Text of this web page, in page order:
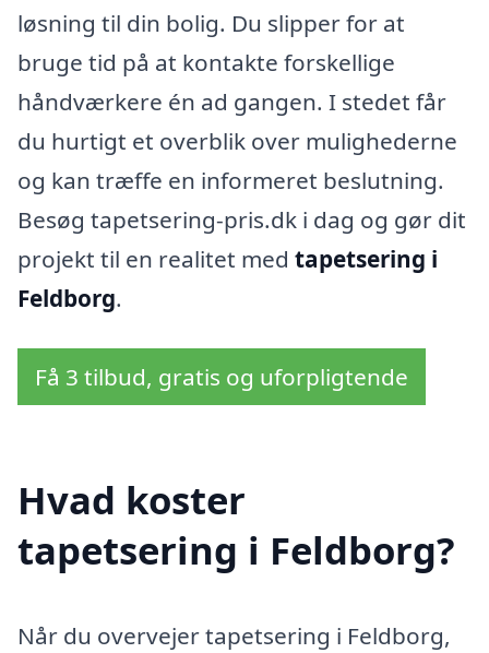
løsning til din bolig. Du slipper for at
bruge tid på at kontakte forskellige
håndværkere én ad gangen. I stedet får
du hurtigt et overblik over mulighederne
og kan træffe en informeret beslutning.
Besøg tapetsering-pris.dk i dag og gør dit
projekt til en realitet med tapetsering i
Feldborg.
Få 3 tilbud, gratis og uforpligtende
Hvad koster
tapetsering i Feldborg?
Når du overvejer tapetsering i Feldborg,